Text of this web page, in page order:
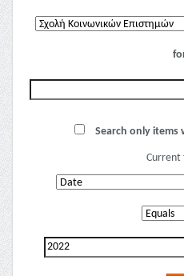
Search only
Current